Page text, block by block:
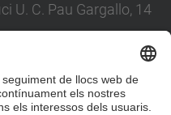
U. C. Pau Gargallo, 14